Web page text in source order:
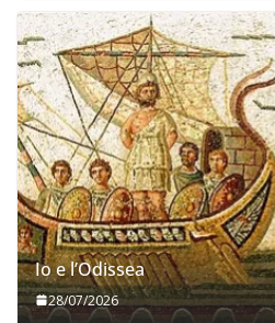
Io e l’Odissea
28/07/2026